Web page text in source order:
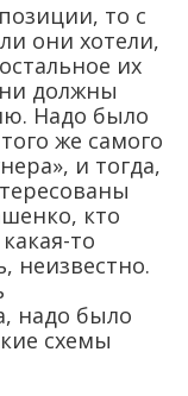
то с
они хотели,
их
должны
Надо было
же самого
и тогда,
кто
то
неизвестно.
надо было
схемы